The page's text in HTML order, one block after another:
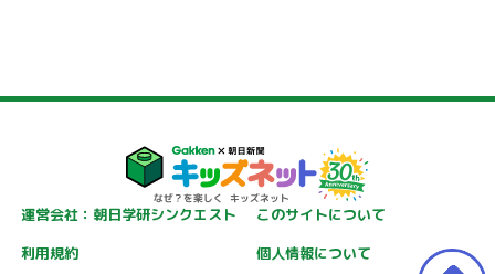
運営会社：朝日学研シンクエスト
このサイトについて
利用規約
個人情報について